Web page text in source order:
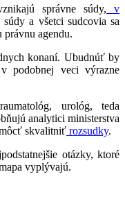
správne súdy, v
súdy a všetci sudcovia sa
agendu.
konaní. Ubudnúť by
podobnej veci výrazne
urológ, teda
analytici ministerstva
skvalitniť rozsudky.
otázky, ktoré
vyplývajú.